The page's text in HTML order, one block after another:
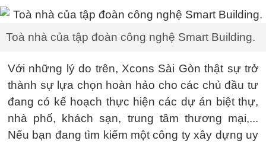
Toà nhà của tập đoàn công nghệ Smart Building.
Với những lý do trên, Xcons Sài Gòn thật sự trở
thành sự lựa chọn hoàn hảo cho các chủ đầu tư
đang có kế hoạch thực hiện các dự án biệt thự,
nhà phố, khách sạn, trung tâm thương mại,...
Nếu bạn đang tìm kiếm một công ty xây dựng uy